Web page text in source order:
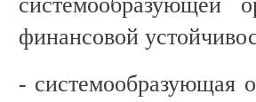
системообразующей
финансовой
- системообразующая